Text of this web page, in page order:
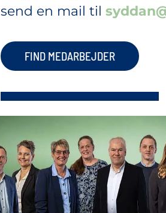
send en mail til
FIND MEDARBEJDER